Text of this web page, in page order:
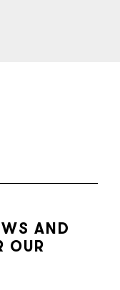
AND
OUR